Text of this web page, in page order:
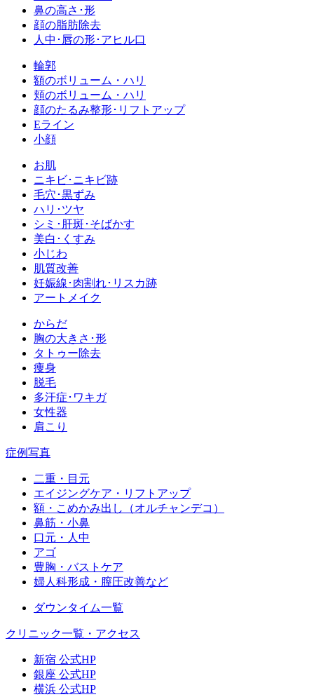
鼻の高さ･形
顔の脂肪除去
人中･唇の形･アヒル口
輪郭
額のボリューム・ハリ
頬のボリューム・ハリ
顔のたるみ整形･リフトアップ
Eライン
小顔
お肌
ニキビ･ニキビ跡
毛穴･黒ずみ
ハリ･ツヤ
シミ･肝斑･そばかす
美白･くすみ
小じわ
肌質改善
妊娠線･肉割れ･リスカ跡
アートメイク
からだ
胸の大きさ･形
タトゥー除去
痩身
脱毛
多汗症･ワキガ
女性器
肩こり
症例写真
二重・目元
エイジングケア・リフトアップ
額・こめかみ出し（オルチャンデコ）
鼻筋・小鼻
口元・人中
アゴ
豊胸・バストケア
婦人科形成・膣圧改善など
ダウンタイム一覧
クリニック一覧・アクセス
新宿 公式HP
銀座 公式HP
横浜 公式HP